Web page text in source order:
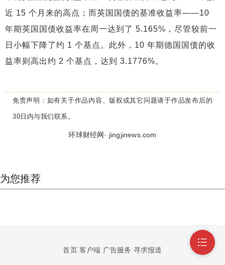
近 15 个月来的高点；而英国国债的基准收益率——10
年期英国国债收益率在周一达到了 5.165%，尽管较前一
日小幅下降了约 1 个基点。此外，10 年期德国国债的收
益率则高出约 2 个基点，达到 3.1776%。
免责声明： 如有关于作品内容、版权或其它问题请于作品发布后的
30日内与我们联系。
环球财经网· jingjinews.com
为您推荐
首页 客户端 广告服务 寻求报道